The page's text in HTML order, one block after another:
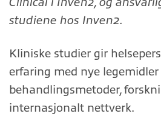
studiene hos Inven2.
Kliniske studier gir
erfaring med nye legemidler
behandlingsmetoder,
internasjonalt nettverk.